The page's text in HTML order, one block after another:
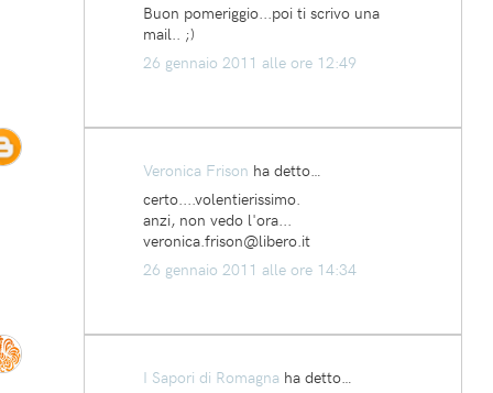
Buon pomeriggio...poi ti scrivo una
mail.. ;)
26 gennaio 2011 alle ore 12:49
Veronica Frison ha detto…
certo....volentierissimo.
anzi, non vedo l'ora...
veronica.frison@libero.it
26 gennaio 2011 alle ore 14:34
I Sapori di Romagna ha detto…